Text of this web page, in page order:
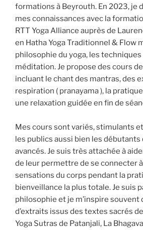
formations à Beyrouth. En 2023, je
mes connaissances avec la
RTT Yoga Alliance auprès de
en Hatha Yoga Traditionnel & Flow
philosophie du yoga, les
méditation. Je propose des cours
incluant le chant des mantras, des
respiration ( pranayama ), la
une relaxation guidée en fin de
Mes cours sont variés, stimulants
les publics aussi bien les débutants
avancés. Je suis très attachée à
de leur permettre de se connecter
sensations du corps pendant la
bienveillance la plus totale. Je suis
philosophie et je m’inspire souvent
d’extraits issus des textes sacrés
Yoga Sutras de Patanjali, La